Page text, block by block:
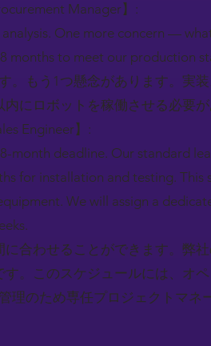
Manager】:
One more concern —
months to meet our production
。もう1つ懸念があります。実
にロボットを稼働させる必要が
Engineer】:
month deadline. Our standard
for installation and testing.
We will assign a
に合わせることができます。弊
す。このスケジュールには、オ
理のため専任プロジェクトマ